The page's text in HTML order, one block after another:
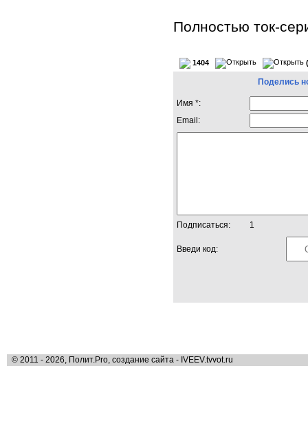
Полностью ток-
1404
Поделись
Имя *:
Email:
Подписаться: 1
Введи код:
© 2011 - 2026, Полит.Pro, создание сайта - IVEEV.tvvot.ru